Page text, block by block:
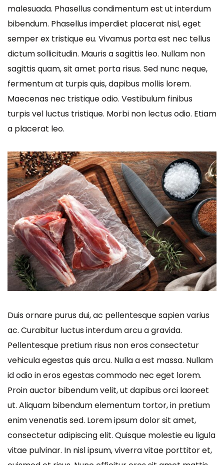
malesuada. Phasellus condimentum est ut interdum
bibendum. Phasellus imperdiet placerat nisl, eget
semper ex tristique eu. Vivamus porta est nec tellus
dictum sollicitudin. Mauris a sagittis leo. Nullam non
sagittis quam, sit amet porta risus. Sed nunc neque,
fermentum at turpis quis, dapibus mollis lorem.
Maecenas nec tristique odio. Vestibulum finibus
turpis vel luctus tristique. Morbi non lectus odio. Etiam
a placerat leo.
Duis ornare purus dui, ac pellentesque sapien varius
ac. Curabitur luctus interdum arcu a gravida.
Pellentesque pretium risus non eros consectetur
vehicula egestas quis arcu. Nulla a est massa. Nullam
id odio in eros egestas commodo nec eget lorem.
Proin auctor bibendum velit, ut dapibus orci laoreet
ut. Aliquam bibendum elementum tortor, in pretium
enim venenatis sed. Lorem ipsum dolor sit amet,
consectetur adipiscing elit. Quisque molestie eu ligula
vitae pulvinar. In nisl ipsum, viverra vitae porttitor et,